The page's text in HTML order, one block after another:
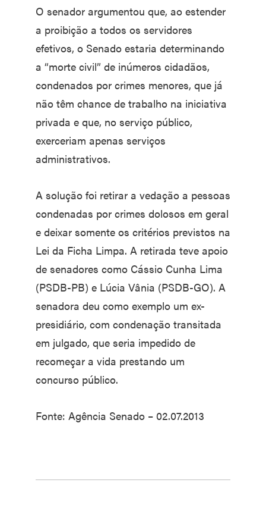
O senador argumentou que, ao estender
a proibição a todos os servidores
efetivos, o Senado estaria determinando
a “morte civil” de inúmeros cidadãos,
condenados por crimes menores, que já
não têm chance de trabalho na iniciativa
privada e que, no serviço público,
exerceriam apenas serviços
administrativos.
A solução foi retirar a vedação a pessoas
condenadas por crimes dolosos em geral
e deixar somente os critérios previstos na
Lei da Ficha Limpa. A retirada teve apoio
de senadores como Cássio Cunha Lima
(PSDB-PB) e Lúcia Vânia (PSDB-GO). A
senadora deu como exemplo um ex-
presidiário, com condenação transitada
em julgado, que seria impedido de
recomeçar a vida prestando um
concurso público.
Fonte: Agência Senado – 02.07.2013